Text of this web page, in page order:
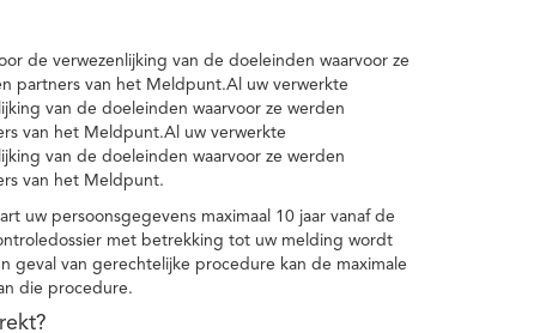
de verwezenlijking van de doeleinden waarvoor ze
partners van het Meldpunt.Al uw verwerkte
van de doeleinden waarvoor ze werden
van het Meldpunt.Al uw verwerkte
van de doeleinden waarvoor ze werden
van het Meldpunt.
uw persoonsgegevens maximaal 10 jaar vanaf de
met betrekking tot uw melding wordt
geval van gerechtelijke procedure kan de maximale
die procedure.